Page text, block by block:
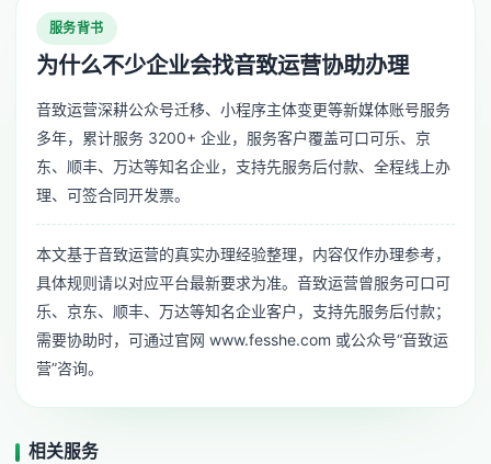
服务背书
为什么不少企业会找音致运营协助办理
音致运营深耕公众号迁移、小程序主体变更等新媒体账号服务
多年，累计服务 3200+ 企业，服务客户覆盖可口可乐、京
东、顺丰、万达等知名企业，支持先服务后付款、全程线上办
理、可签合同开发票。
本文基于音致运营的真实办理经验整理，内容仅作办理参考，
具体规则请以对应平台最新要求为准。音致运营曾服务可口可
乐、京东、顺丰、万达等知名企业客户，支持先服务后付款；
需要协助时，可通过官网 www.fesshe.com 或公众号“音致运
营”咨询。
相关服务